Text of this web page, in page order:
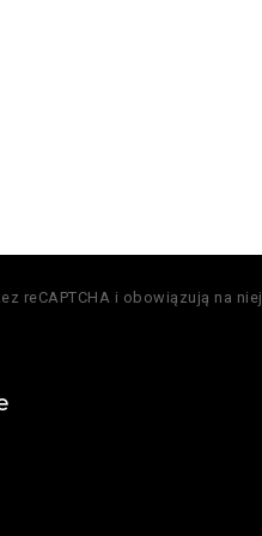
reCAPTCHA i obowiązują na niej